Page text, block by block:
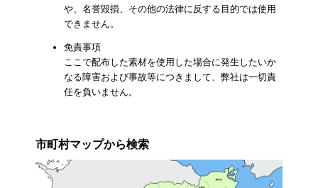
や、名誉毀損、その他の法律に反する目的では使用
できません。
免責事項
ここで配布した素材を使用した場合に発生したいか
なる障害および事故等につきまして、弊社は一切責
任を負いません。
市町村マップから検索